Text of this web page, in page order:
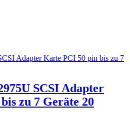
SCSI Adapter
zu 7 Geräte 20